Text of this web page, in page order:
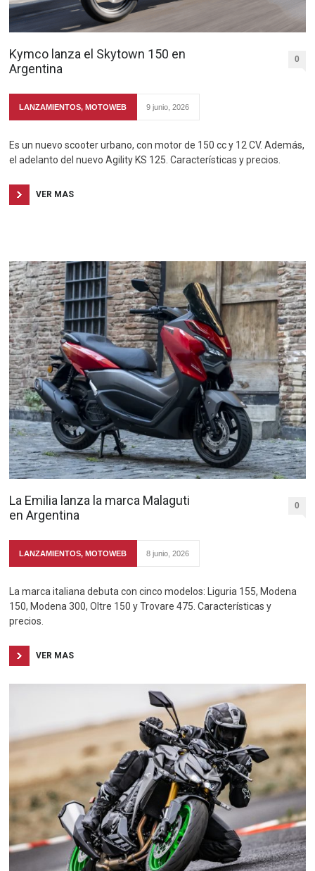
Kymco lanza el Skytown 150 en
Argentina
0
LANZAMIENTOS,MOTOWEB 9 junio, 2026
Es un nuevo scooter urbano, con motor de 150 cc y 12 CV. Además,
el adelanto del nuevo Agility KS 125. Características y precios.
VER MAS
La Emilia lanza la marca Malaguti
en Argentina
0
LANZAMIENTOS,MOTOWEB 8 junio, 2026
La marca italiana debuta con cinco modelos: Liguria 155, Modena
150, Modena 300, Oltre 150 y Trovare 475. Características y
precios.
VER MAS